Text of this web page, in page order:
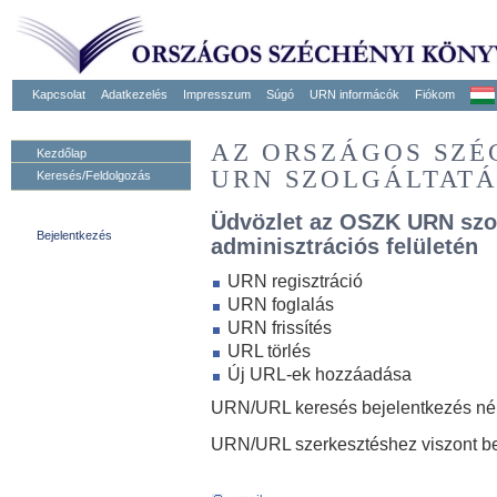
Kapcsolat Adatkezelés Impresszum Súgó URN informácók Fiókom
Kezdőlap
Keresés/Feldolgozás
Bejelentkezés
AZ ORSZÁGOS
URN
Üdvözlet az OSZK URN
adminisztrációs felületén
URN regisztráció
URN foglalás
URN frissítés
URL törlés
Új URL-ek hozzáadása
URN/URL keresés bejelentkezés
URN/URL szerkesztéshez viszont